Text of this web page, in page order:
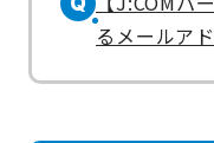
るメールア